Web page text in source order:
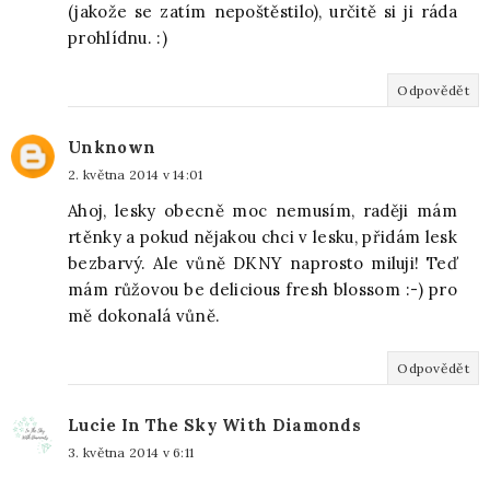
(jakože se zatím nepoštěstilo), určitě si ji ráda
prohlídnu. :)
Odpovědět
Unknown
2. května 2014 v 14:01
Ahoj, lesky obecně moc nemusím, raději mám
rtěnky a pokud nějakou chci v lesku, přidám lesk
bezbarvý. Ale vůně DKNY naprosto miluji! Teď
mám růžovou be delicious fresh blossom :-) pro
mě dokonalá vůně.
Odpovědět
Lucie In The Sky With Diamonds
3. května 2014 v 6:11